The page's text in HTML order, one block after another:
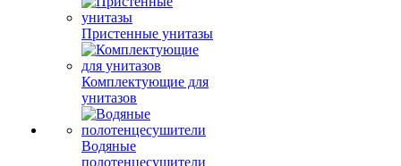
Пристенные унитазы
Комплектующие для
унитазов
Водяные
полотенцесушители